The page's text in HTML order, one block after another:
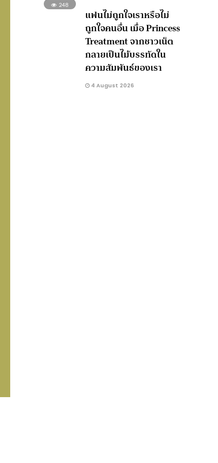
248
แฟนไม่ถูกใจเราหรือไม่
ถูกใจคนอื่น เมื่อ Princess
Treatment จากชาวเน็ต
กลายเป็นไม้บรรทัดใน
ความสัมพันธ์ของเรา
4 August 2026